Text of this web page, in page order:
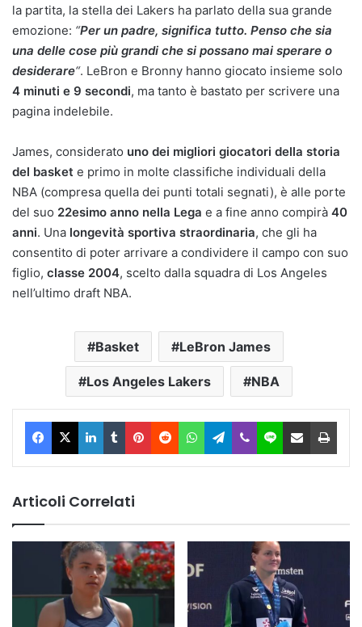
la partita, la stella dei Lakers ha parlato della sua grande
emozione: “Per un padre, significa tutto. Penso che sia
una delle cose più grandi che si possano mai sperare o
desiderare“. LeBron e Bronny hanno giocato insieme solo
4 minuti e 9 secondi, ma tanto è bastato per scrivere una
pagina indelebile.
James, considerato uno dei migliori giocatori della storia
del basket e primo in molte classifiche individuali della
NBA (compresa quella dei punti totali segnati), è alle porte
del suo 22esimo anno nella Lega e a fine anno compirà 40
anni. Una longevità sportiva straordinaria, che gli ha
consentito di poter arrivare a condividere il campo con suo
figlio, classe 2004, scelto dalla squadra di Los Angeles
nell’ultimo draft NBA.
Basket LeBron James
Los Angeles Lakers NBA
Facebook
X LinkedIn
TumblrPinterest
RedditWhatsAppTelegram
ViberLine Condividi via Email
Articoli Correlati